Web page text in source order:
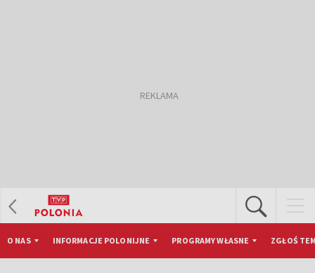
O NAS INFORMACJE POLONIJNE PROGRAMY WŁASNE ZGŁOŚ